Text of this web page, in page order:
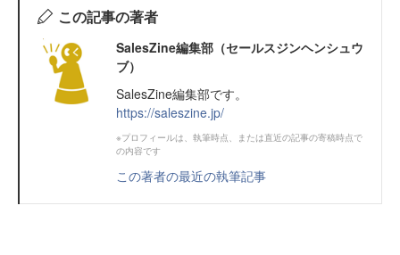
この記事の著者
SalesZine編集部（セールスジンヘンシュウ
ブ）
SalesZine編集部です。
https://saleszine.jp/
※プロフィールは、執筆時点、または直近の記事の寄稿時点で
の内容です
この著者の最近の執筆記事